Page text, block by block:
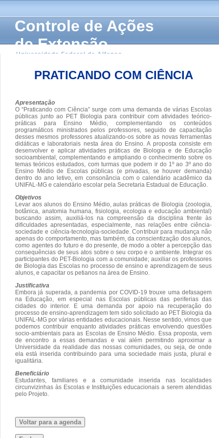
Controle de Ações
de Extensão
Universidade Federal de Alfenas
PRATICANDO COM CIÊNCIA
Apresentação
O “Praticando com Ciência” surge com uma demanda de várias Escolas
públicas junto ao PET Biologia para contribuir com atividades teórico-
práticas para Ensino Médio, complementando os conteúdos
programáticos ministrados pelos professores, seguido de capacitação
desses mesmos professores atualizando-os sobre as novas ferramentas
didáticas e laboratoriais nesta área do Ensino. A proposta consiste em
desenvolver e aplicar atividades práticas de Biologia e de Educação
socioambiental, complementando e ampliando o conhecimento sobre os
temas teóricos estudados, com turmas que podem ir do 1º ao 3º ano do
Ensino Médio de Escolas públicas (e privadas, se houver demanda)
dentro do ano letivo, em consonância com o calendário acadêmico da
UNIFAL-MG e calendário escolar pela Secretaria Estadual de Educação.
Objetivos
Levar aos alunos do Ensino Médio, aulas práticas de Biologia (zoologia,
botânica, anatomia humana, fisiologia, ecologia e educação ambiental)
buscando assim, auxiliá-los na compreensão da disciplina frente às
dificuldades apresentadas, especialmente, nas relações entre ciência-
sociedade e ciência-tecnologia-sociedade. Contribuir para mudança não
apenas do comportamento, mas também, da conscientização dos alunos,
como agentes do futuro e do presente, de modo a obter a percepção das
consequências de seus atos sobre o seu corpo e o ambiente. Integrar os
participantes do PET-Biologia com a comunidade; auxiliar os professores
de Biologia das Escolas no processo de ensino e aprendizagem de seus
alunos, e capacitar os petianos na área de Ensino.
Justificativa
Embora já superada, a pandemia por COVID-19 trouxe uma defasagem
na Educação, em especial nas Escolas públicas das periferias das
cidades do interior. E uma demanda por apoio na recuperação do
processo de ensino-aprendizagem tem sido solicitado ao PET Biologia da
UNIFAL-MG por várias entidades educacionais. Nesse sentido, vimos que
podemos contribuir enquanto atividades práticas envolvendo questões
socio-ambientais para as Escolas de Ensino Médio. Essa proposta, vem
de encontro a essas demandas e vai além permitindo aproximar a
Universidade da realidade das nossas comunidades, ou seja, de onde
ela está inserida contribuindo para uma sociedade mais justa, plural e
igualitária.
Beneficiário
Estudantes, familiares e a comunidade inserida nas localidades
circunvizinhas às Escolas e Instituições educacionais a serem atendidas
pelo Projeto.
Voltar para a agenda